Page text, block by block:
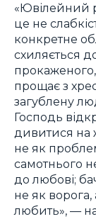
«Ювілейний
це не
конкретне
схиляється
прощає з
загублену
Господь
дивитися на
не як
самотнього
до любові;
не як ворога,
любить», —